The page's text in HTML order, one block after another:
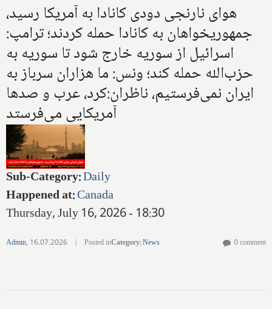
هوای نارنجی دودی کانادا به آمریکا رسید،
جمهوریخواهان به کانادا حمله کردند؛ ترامپ:
اسرائیل از سوریه خارج شود تا سوریه به
حزب‌الله حمله کند؛ ونس: ما هزاران سرباز به
ایران نمی‌فرستیم، ناظران:کرد، عرب و صدها
آمریکایی می‌فرستد
Sub-Category:Daily
Happened at:Canada
Thursday, July 16, 2026 - 18:30
Admin, 16.07.2026 | Posted inCategory:News 0 comment